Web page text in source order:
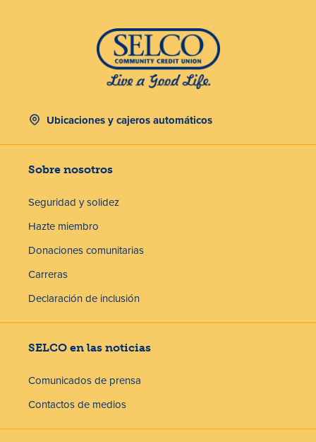
Ubicaciones y cajeros automáticos
Sobre nosotros
Seguridad y solidez
Hazte miembro
Donaciones comunitarias
Carreras
Declaración de inclusión
SELCO en las noticias
Comunicados de prensa
Contactos de medios